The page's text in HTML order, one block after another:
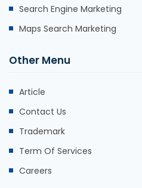
Search Engine Marketing
Maps Search Marketing
Other Menu
Article
Contact Us
Trademark
Term Of Services
Careers